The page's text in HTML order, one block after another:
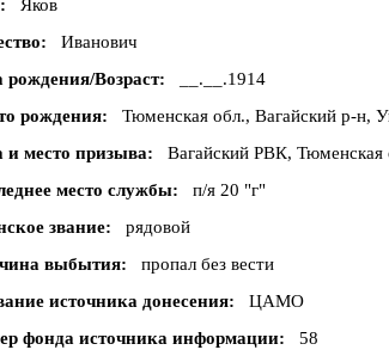
Яков
Иванович
рождения/Возраст
__.__.1914
рождения
Тюменская обл., Вагайский р-н,
и место призыва
Вагайский РВК, Тюменская
место службы
п/я 20 "г"
звание
рядовой
выбытия
пропал без вести
источника донесения
ЦАМО
фонда источника информации
58